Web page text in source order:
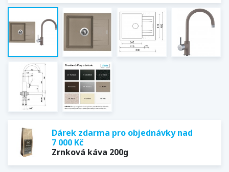
Dárek zdarma pro objednávky nad
7 000 Kč
Zrnková káva 200g